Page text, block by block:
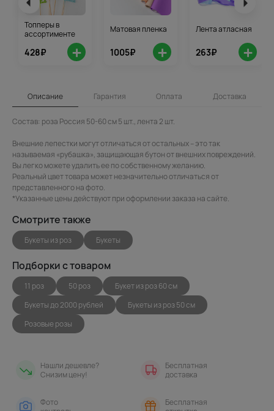
Топперы в
ассортименте
428₽ +
Матовая пленка
1005₽ +
Лента атласная
263₽ +
Описание Гарантия Оплата Доставка
Состав: роза Россия 50-60 см 5 шт., лента 2 шт.
Внешние лепестки могут отличаться от остальных – это так
называемая «рубашка», защищающая бутон от внешних повреждений.
Вы легко можете удалить ее по собственному желанию.
Реальный цвет товара может незначительно отличаться от
представленного на фото.
*Указанные цены действуют при оформлении заказа на сайте.
Смотрите также
Букеты из роз Букеты
Подборки с товаром
11 роз 50 роз
Букет из роз 60 см
Букеты до 2000 рублей
Букеты из роз 50 см
Розовые розы
Нашли дешевле?
Снизим цену!
Бесплатная
доставка
Фото
Бесплатная